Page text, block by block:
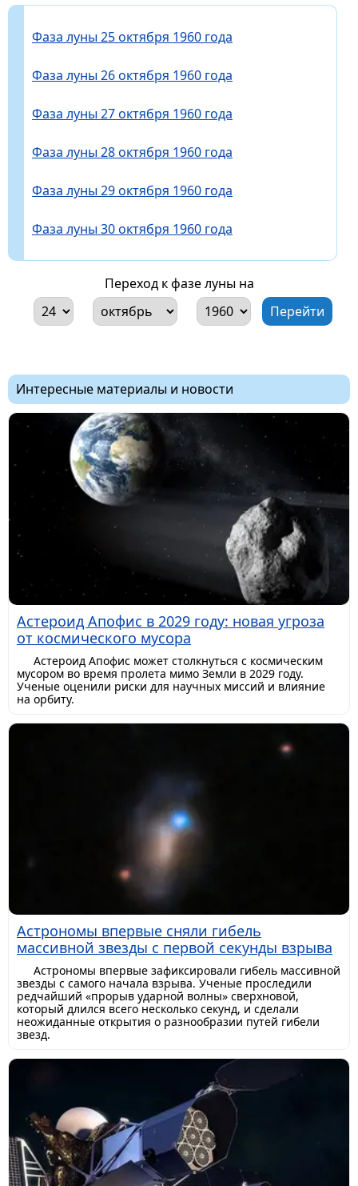
Фаза луны 25 октября 1960 года
Фаза луны 26 октября 1960 года
Фаза луны 27 октября 1960 года
Фаза луны 28 октября 1960 года
Фаза луны 29 октября 1960 года
Фаза луны 30 октября 1960 года
Переход к фазе луны на
Интересные материалы и новости
Астероид Апофис в 2029 году: новая угроза
от космического мусора
Астероид Апофис может столкнуться с космическим
мусором во время пролета мимо Земли в 2029 году.
Ученые оценили риски для научных миссий и влияние
на орбиту.
Астрономы впервые сняли гибель
массивной звезды с первой секунды взрыва
Астрономы впервые зафиксировали гибель массивной
звезды с самого начала взрыва. Ученые проследили
редчайший «прорыв ударной волны» сверхновой,
который длился всего несколько секунд, и сделали
неожиданные открытия о разнообразии путей гибели
звезд.